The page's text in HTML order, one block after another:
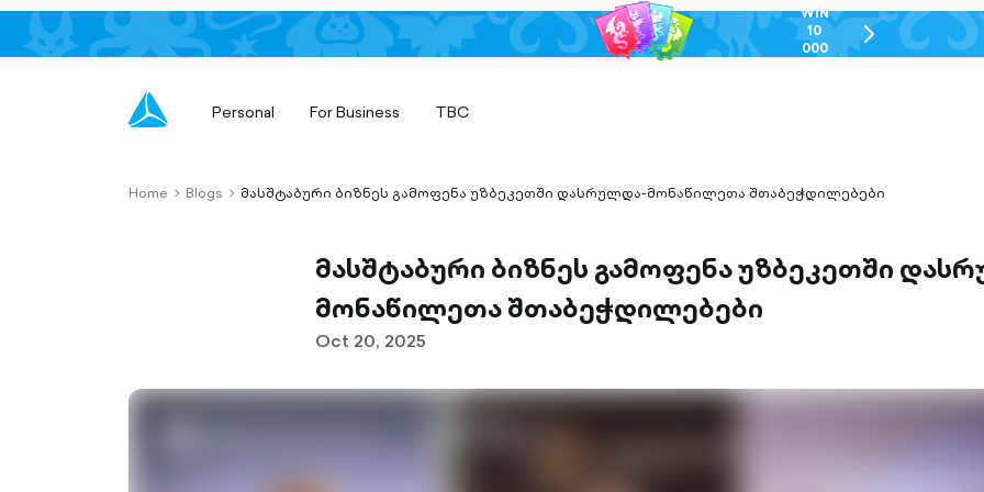
WIN
10
000
chevron-
right-
Personal For Business TBC
Home chevron-
Blogs chevron-
მასშტაბური ბიზნეს გამოფენა უზბეკეთში დასრულდა-მონაწილეთა შთაბეჭდილებები
მასშტაბური ბიზნეს გამოფენა უზბეკეთში
მონაწილეთა შთაბეჭდილებები
Oct 20, 2025